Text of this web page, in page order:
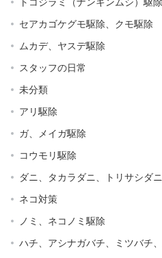
セアカゴケグモ駆除、クモ駆除
ムカデ、ヤスデ駆除
スタッフの日常
未分類
アリ駆除
ガ、メイガ駆除
コウモリ駆除
ダニ、タカラダニ、トリサシダ
ネコ対策
ノミ、ネコノミ駆除
ハチ、アシナガバチ、ミツバチ